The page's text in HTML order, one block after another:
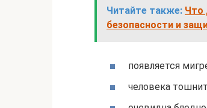
Читайте также: Что
безопасности и
появляется
человека